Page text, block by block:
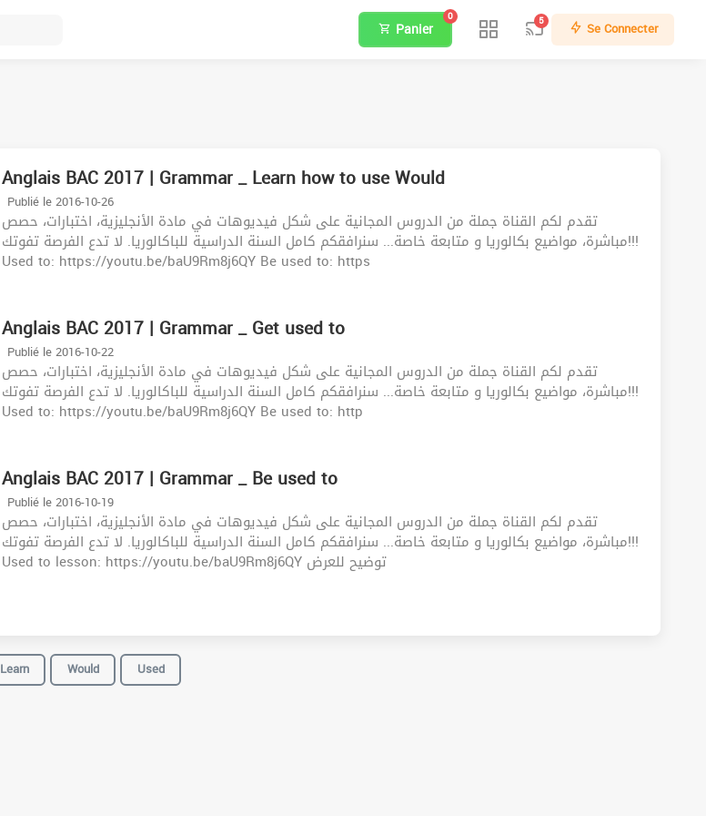
Panier
0 5 Se Connecter
Anglais BAC 2017 | Grammar _ Learn how to use Would
Publié le 2016-10-26
تقدم لكم القناة جملة من الدروس المجانية على شكل فيديوهات في مادة الأنجليزية، اختبارات، حصص
مباشرة، مواضيع بكالوريا و متابعة خاصة... سنرافقكم كامل السنة الدراسية للباكالوريا. لا تدع الفرصة تفوتك!!!
Used to: https://youtu.be/baU9Rm8j6QY Be used to: https
Anglais BAC 2017 | Grammar _ Get used to
Publié le 2016-10-22
تقدم لكم القناة جملة من الدروس المجانية على شكل فيديوهات في مادة الأنجليزية، اختبارات، حصص
مباشرة، مواضيع بكالوريا و متابعة خاصة... سنرافقكم كامل السنة الدراسية للباكالوريا. لا تدع الفرصة تفوتك!!!
Used to: https://youtu.be/baU9Rm8j6QY Be used to: http
Anglais BAC 2017 | Grammar _ Be used to
Publié le 2016-10-19
تقدم لكم القناة جملة من الدروس المجانية على شكل فيديوهات في مادة الأنجليزية، اختبارات، حصص
مباشرة، مواضيع بكالوريا و متابعة خاصة... سنرافقكم كامل السنة الدراسية للباكالوريا. لا تدع الفرصة تفوتك!!!
Used to lesson: https://youtu.be/baU9Rm8j6QY توضيح للعرض
Learn Would Used